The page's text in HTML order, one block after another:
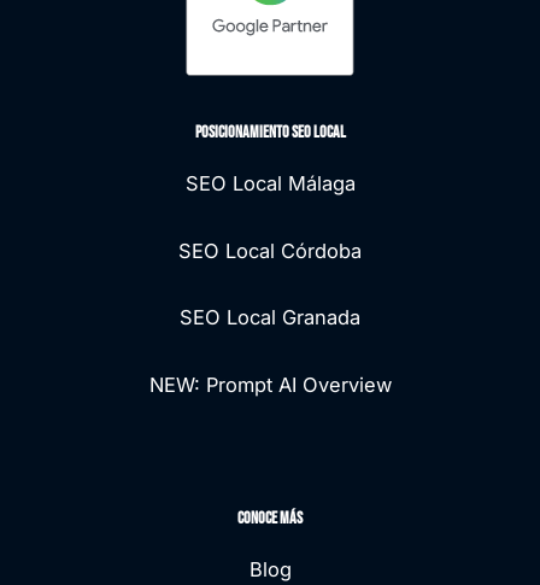
Posicionamiento seo local
SEO Local Málaga
SEO Local Córdoba
SEO Local Granada
NEW: Prompt AI Overview
Conoce más
Blog